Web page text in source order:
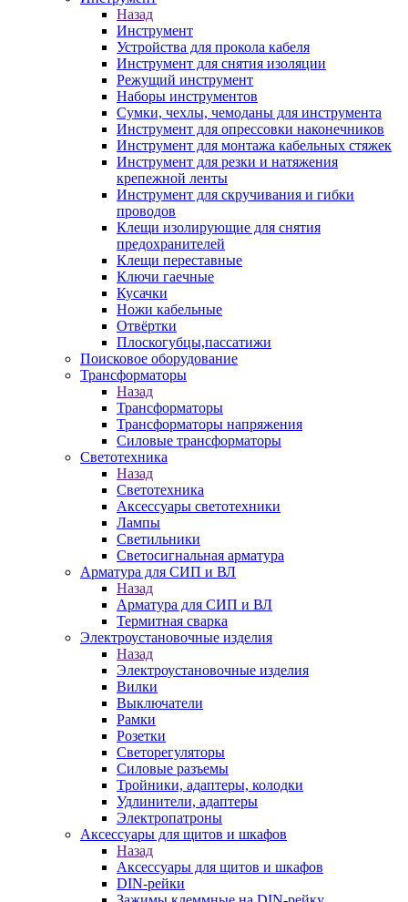
Назад
Инструмент
Устройства для прокола кабеля
Инструмент для снятия изоляции
Режущий инструмент
Наборы инструментов
Сумки, чехлы, чемоданы для инструмента
Инструмент для опрессовки наконечников
Инструмент для монтажа кабельных стяжек
Инструмент для резки и натяжения
крепежной ленты
Инструмент для скручивания и гибки
проводов
Клещи изолирующие для снятия
предохранителей
Клещи переставные
Ключи гаечные
Кусачки
Ножи кабельные
Отвёртки
Плоскогубцы,пассатижи
Поисковое оборудование
Трансформаторы
Назад
Трансформаторы
Трансформаторы напряжения
Силовые трансформаторы
Светотехника
Назад
Светотехника
Аксессуары светотехники
Лампы
Светильники
Светосигнальная арматура
Арматура для СИП и ВЛ
Назад
Арматура для СИП и ВЛ
Термитная сварка
Электроустановочные изделия
Назад
Электроустановочные изделия
Вилки
Выключатели
Рамки
Розетки
Светорегуляторы
Силовые разъемы
Тройники, адаптеры, колодки
Удлинители, адаптеры
Электропатроны
Аксессуары для щитов и шкафов
Назад
Аксессуары для щитов и шкафов
DIN-рейки